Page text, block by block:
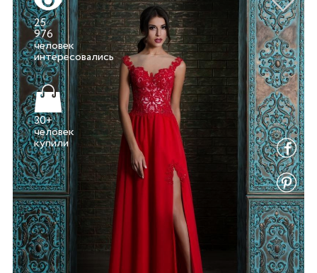
25
976
человек
интересовались
30+
человек